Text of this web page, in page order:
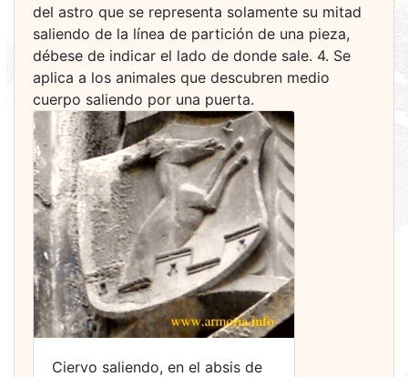
del astro que se representa solamente su mitad
saliendo de la línea de partición de una pieza,
débese de indicar el lado de donde sale. 4. Se
aplica a los animales que descubren medio
cuerpo saliendo por una puerta.
Ciervo saliendo, en el absis de